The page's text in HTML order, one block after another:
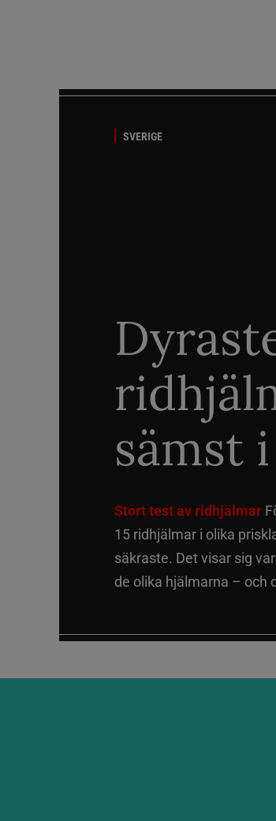
SVERIGE
sämst
Stort test av ridhjälmar
15 ridhjälmar i olika
säkraste. Det visar sig
de olika hjälmarna – och